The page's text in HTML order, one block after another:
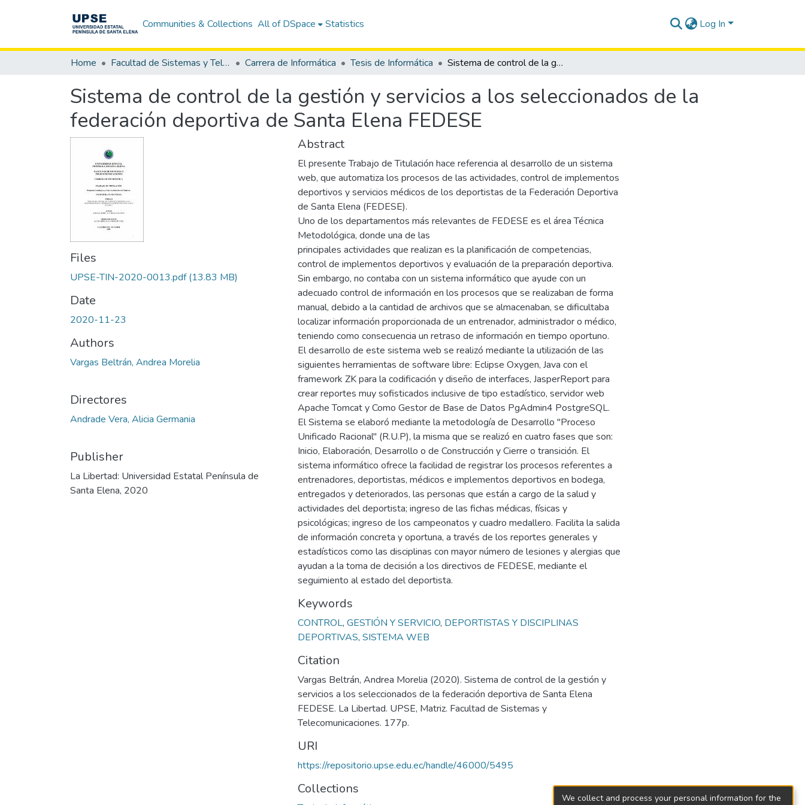
Communities & Collections All of DSpace Statistics Log In
Home Facultad de Sistemas y Telecomunicaciones Carrera de Informática Tesis de Informática Sistema de control de la gestión y servicios a los seleccionados de la federación deportiva de Santa Elena FEDESE
Sistema de control de la gestión y servicios a los seleccionados de la
federación deportiva de Santa Elena FEDESE
Files
UPSE-TIN-2020-0013.pdf(13.83 MB)
Date
2020-11-23
Authors
Vargas Beltrán, Andrea Morelia
Directores
Andrade Vera, Alicia Germania
Publisher
La Libertad: Universidad Estatal Península de
Santa Elena, 2020
Abstract
El presente Trabajo de Titulación hace referencia al desarrollo de un sistema
web, que automatiza los procesos de las actividades, control de implementos
deportivos y servicios médicos de los deportistas de la Federación Deportiva
de Santa Elena (FEDESE).
Uno de los departamentos más relevantes de FEDESE es el área Técnica
Metodológica, donde una de las
principales actividades que realizan es la planificación de competencias,
control de implementos deportivos y evaluación de la preparación deportiva.
Sin embargo, no contaba con un sistema informático que ayude con un
adecuado control de información en los procesos que se realizaban de forma
manual, debido a la cantidad de archivos que se almacenaban, se dificultaba
localizar información proporcionada de un entrenador, administrador o médico,
teniendo como consecuencia un retraso de información en tiempo oportuno.
El desarrollo de este sistema web se realizó mediante la utilización de las
siguientes herramientas de software libre: Eclipse Oxygen, Java con el
framework ZK para la codificación y diseño de interfaces, JasperReport para
crear reportes muy sofisticados inclusive de tipo estadístico, servidor web
Apache Tomcat y Como Gestor de Base de Datos PgAdmin4 PostgreSQL.
El Sistema se elaboró mediante la metodología de Desarrollo "Proceso
Unificado Racional" (R.U.P), la misma que se realizó en cuatro fases que son:
Inicio, Elaboración, Desarrollo o de Construcción y Cierre o transición. El
sistema informático ofrece la facilidad de registrar los procesos referentes a
entrenadores, deportistas, médicos e implementos deportivos en bodega,
entregados y deteriorados, las personas que están a cargo de la salud y
actividades del deportista; ingreso de las fichas médicas, físicas y
psicológicas; ingreso de los campeonatos y cuadro medallero. Facilita la salida
de información concreta y oportuna, a través de los reportes generales y
estadísticos como las disciplinas con mayor número de lesiones y alergias que
ayudan a la toma de decisión a los directivos de FEDESE, mediante el
seguimiento al estado del deportista.
Keywords
CONTROL, GESTIÓN Y SERVICIO, DEPORTISTAS Y DISCIPLINAS
DEPORTIVAS, SISTEMA WEB
Citation
Vargas Beltrán, Andrea Morelia (2020). Sistema de control de la gestión y
servicios a los seleccionados de la federación deportiva de Santa Elena
FEDESE. La Libertad. UPSE, Matriz. Facultad de Sistemas y
Telecomunicaciones. 177p.
URI
https://repositorio.upse.edu.ec/handle/46000/5495
Collections
We collect and process your personal information for the